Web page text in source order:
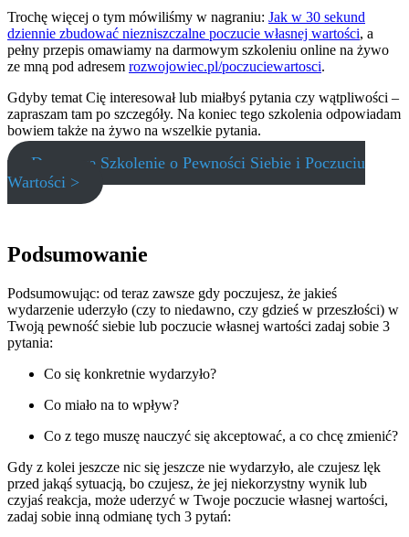
Trochę więcej o tym mówiliśmy w nagraniu: Jak w 30 sekund
dziennie zbudować niezniszczalne poczucie własnej wartości, a
pełny przepis omawiamy na darmowym szkoleniu online na żywo
ze mną pod adresem rozwojowiec.pl/poczuciewartosci.
Gdyby temat Cię interesował lub miałbyś pytania czy wątpliwości –
zapraszam tam po szczegóły. Na koniec tego szkolenia odpowiadam
bowiem także na żywo na wszelkie pytania.
Darmowe Szkolenie o Pewności Siebie i Poczuciu
Wartości >
Podsumowanie
Podsumowując: od teraz zawsze gdy poczujesz, że jakieś
wydarzenie uderzyło (czy to niedawno, czy gdzieś w przeszłości) w
Twoją pewność siebie lub poczucie własnej wartości zadaj sobie 3
pytania:
Co się konkretnie wydarzyło?
Co miało na to wpływ?
Co z tego muszę nauczyć się akceptować, a co chcę zmienić?
Gdy z kolei jeszcze nic się jeszcze nie wydarzyło, ale czujesz lęk
przed jakąś sytuacją, bo czujesz, że jej niekorzystny wynik lub
czyjaś reakcja, może uderzyć w Twoje poczucie własnej wartości,
zadaj sobie inną odmianę tych 3 pytań: